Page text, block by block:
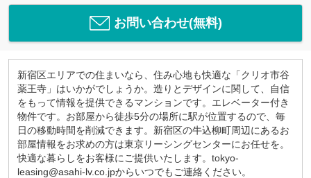
お問い合わせ(無料)
新宿区エリアでの住まいなら、住み心地も快適な「クリオ市谷
薬王寺」はいかがでしょうか。造りとデザインに関して、自信
をもって情報を提供できるマンションです。エレベーター付き
物件です。お部屋から徒歩5分の場所に駅が位置するので、毎
日の移動時間を削減できます。新宿区の牛込柳町周辺にあるお
部屋情報をお求めの方は東京リーシングセンターにお任せを。
快適な暮らしをお客様にご提供いたします。tokyo-
leasing@asahi-lv.co.jpからいつでもご連絡ください。